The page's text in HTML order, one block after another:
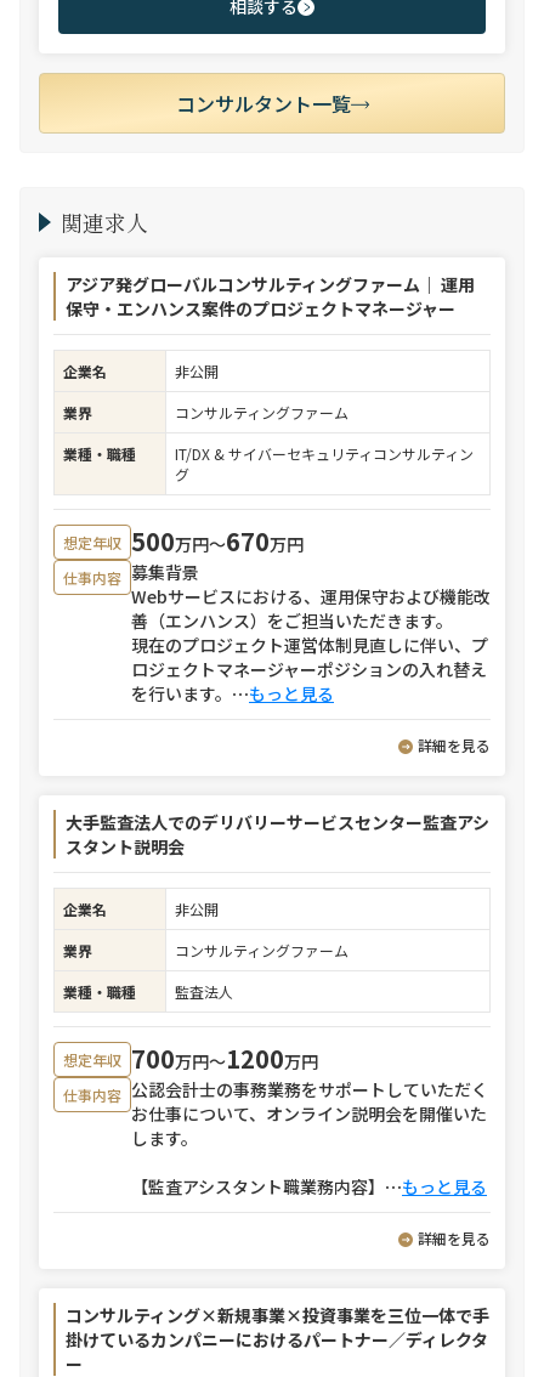
相談する
コンサルタント一覧
関連求人
アジア発グローバルコンサルティングファーム｜ 運用
保守・エンハンス案件のプロジェクトマネージャー
企業名
非公開
業界
コンサルティングファーム
業種・職種
IT/DX & サイバーセキュリティコンサルティン
グ
想定年収 500万円〜670万円
仕事内容 募集背景
Webサービスにおける、運用保守および機能改
善（エンハンス）をご担当いただきます。
現在のプロジェクト運営体制見直しに伴い、プ
ロジェクトマネージャーポジションの入れ替え
を行います。 ⋯もっと見る
詳細を見る
大手監査法人でのデリバリーサービスセンター監査アシ
スタント説明会
企業名
非公開
業界
コンサルティングファーム
業種・職種
監査法人
想定年収 700万円〜1200万円
仕事内容 公認会計士の事務業務をサポートしていただく
お仕事について、オンライン説明会を開催いた
します。
【監査アシスタント職業務内容】 ⋯もっと見る
詳細を見る
コンサルティング×新規事業×投資事業を三位一体で手
掛けているカンパニーにおけるパートナー／ディレクタ
ー